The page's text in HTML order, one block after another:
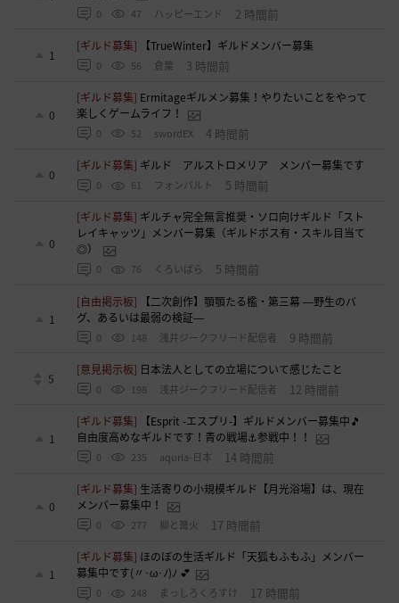
0 47 ハッピーエンド 2 時間前
1
[ギルド募集] 【TrueWinter】ギルドメンバー募集
0 56 倉葉 3 時間前
0
[ギルド募集] Ermitageギルメン募集！やりたいことをやって
楽しくゲームライフ！
0 52 swordEX 4 時間前
0
[ギルド募集] ギルド アルストロメリア メンバー募集です
0 61 フォンバルト 5 時間前
0
[ギルド募集] ギルチャ完全無言推奨・ソロ向けギルド「スト
レイキャッツ」メンバー募集（ギルドボス有・スキル目当て
◎）
0 76 くろいばら 5 時間前
1
[自由掲示板]
【二次創作】顎顎たる檻・第三幕 ―野生のバ
グ、あるいは最弱の検証―
0 148 浅井ジークフリード配信者 9 時間前
5
[意見掲示板] 日本法人としての立場について感じたこと
0 198 浅井ジークフリード配信者 12 時間前
1
[ギルド募集]
【Esprit -エスプリ-】ギルドメンバー募集中🎵
自由度高めなギルドです！青の戦場⚓参戦中！！
0 235 aquria-日本 14 時間前
0
[ギルド募集] 生活寄りの小規模ギルド【月光浴場】は、現在
メンバー募集中！
0 277 柳と篝火 17 時間前
1
[ギルド募集] ほのぼの生活ギルド「天狐もふもふ」メンバー
募集中です(〃･ω･ﾉ)ﾉ 💕
0 248 まっしろくろすけ 17 時間前